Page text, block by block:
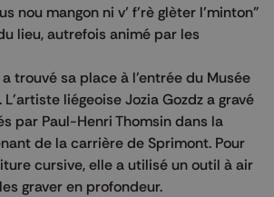
nou mangon ni v’ f’rè glèter l’minton"
lieu, autrefois animé par les
trouvé sa place à l'entrée du Musée
liégeoise Jozia Gozdz a gravé
par Paul-Henri Thomsin dans la
de la carrière de Sprimont. Pour
cursive, elle a utilisé un outil à air
graver en profondeur.